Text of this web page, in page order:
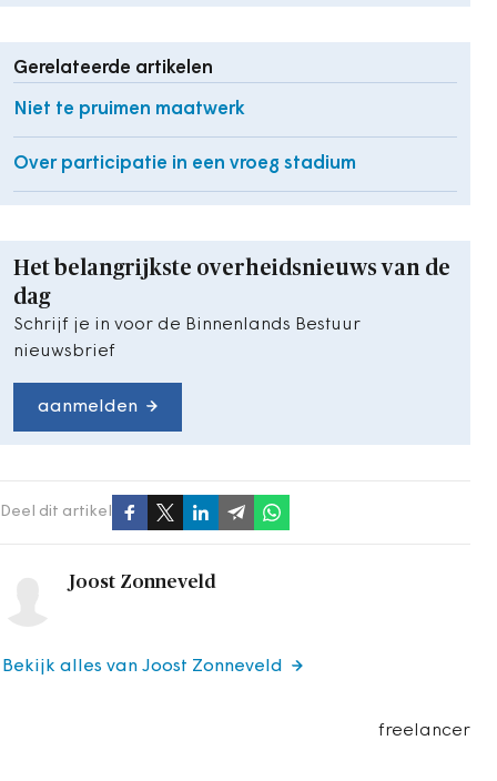
Gerelateerde artikelen
Niet te pruimen maatwerk
Over participatie in een vroeg stadium
Het belangrijkste overheidsnieuws van de
dag
Schrijf je in voor de Binnenlands Bestuur
nieuwsbrief
aanmelden
Deel dit artikel
Joost Zonneveld
freelancer
Bekijk alles van Joost Zonneveld